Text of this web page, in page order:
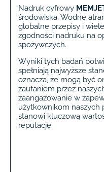
Nadruk cyfrowy
środowiska. Wodne
globalne przepisy i
zgodności nadruku na
spożywczych.
Wyniki tych badań
spełniają najwyższe
oznacza, że mogą być
zaufaniem przez
zaangażowanie w
użytkownikom naszych
stanowi kluczową
reputację.